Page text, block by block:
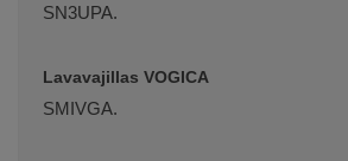
SN3UPA.
Lavavajillas VOGICA
SMIVGA.